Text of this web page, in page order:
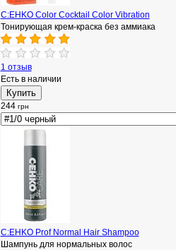
C:EHKO Color Cocktail Color Vibration
Тонирующая крем-краска без аммиака
1 отзыв
Есть в наличии
244 грн
C:EHKO Prof Normal Hair Shampoo
Шампунь для нормальных волос